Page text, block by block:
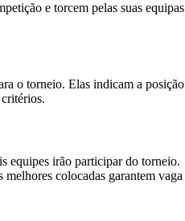
e torcem pelas suas equipas
o torneio. Elas indicam a posição
equipes irão participar do torneio.
colocadas garantem vaga